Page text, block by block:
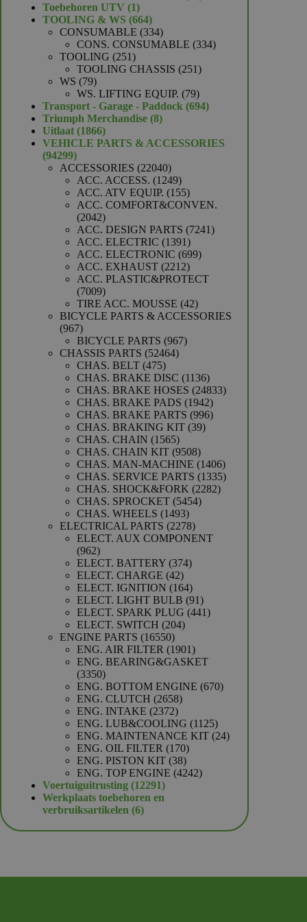
Toebehoren UTV 11
product
TOOLING & WS 664664
producten
CONSUMABLE 334334
producten
CONS. CONSUMABLE 334334
TOOLING 251251
producten
TOOLING CHASSIS 251251
WS 7979
producten
WS. LIFTING EQUIP. 7979
producten
Transport - Garage - Paddock 694694
Triumph Merchandise 88
Uitlaat 18661866
producten
VEHICLE PARTS & ACCESSORIES
9429994299
producten
ACCESSORIES 2204022040
producten
ACC. ACCESS. 12491249
producten
ACC. ATV EQUIP. 155155
producten
ACC. COMFORT&CONVEN.
20422042
producten
ACC. DESIGN PARTS 72417241
ACC. ELECTRIC 13911391
producten
ACC. ELECTRONIC 699699
ACC. EXHAUST 22122212
producten
ACC. PLASTIC&PROTECT
70097009
producten
TIRE ACC. MOUSSE 4242
producten
BICYCLE PARTS & ACCESSORIES
967967
producten
BICYCLE PARTS 967967
CHASSIS PARTS 5246452464
CHAS. BELT 475475
producten
CHAS. BRAKE DISC 11361136
producten
CHAS. BRAKE HOSES 2483324833
CHAS. BRAKE PADS 19421942
producten
CHAS. BRAKE PARTS 996996
CHAS. BRAKING KIT 3939
CHAS. CHAIN 15651565
producten
CHAS. CHAIN KIT 95089508
producten
CHAS. MAN-MACHINE 14061406
producten
CHAS. SERVICE PARTS 13351335
CHAS. SHOCK&FORK 22822282
CHAS. SPROCKET 54545454
CHAS. WHEELS 14931493
producten
ELECTRICAL PARTS 22782278
producten
ELECT. AUX COMPONENT
962962
producten
ELECT. BATTERY 374374
ELECT. CHARGE 4242
producten
ELECT. IGNITION 164164
producten
ELECT. LIGHT BULB 9191
producten
ELECT. SPARK PLUG 441441
ELECT. SWITCH 204204
ENGINE PARTS 1655016550
producten
ENG. AIR FILTER 19011901
producten
ENG. BEARING&GASKET
33503350
producten
ENG. BOTTOM ENGINE 670670
ENG. CLUTCH 26582658
ENG. INTAKE 23722372
producten
ENG. LUB&COOLING 11251125
producten
ENG. MAINTENANCE KIT 2424
ENG. OIL FILTER 170170
producten
ENG. PISTON KIT 3838
producten
ENG. TOP ENGINE 42424242
Voertuiguitrusting 1229112291
producten
Werkplaats toebehoren en
verbruiksartikelen 66